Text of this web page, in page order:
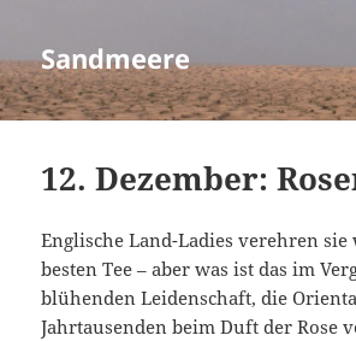
Sandmeere
12. Dezember:
Englische Land-Ladies verehren sie
besten Tee – aber was ist das im
blühenden Leidenschaft, die
Jahrtausenden beim Duft der Rose